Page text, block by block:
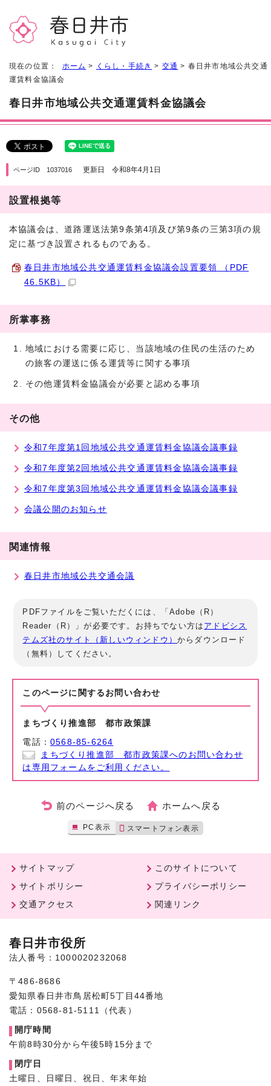
現在の位置： ホーム > くらし・手続き > 交通 > 春日井市地域公共交通
運賃料金協議会
春日井市地域公共交通運賃料金協議会
ページID 1037016 更新日 令和8年4月1日
設置根拠等
本協議会は、道路運送法第9条第4項及び第9条の三第3項の規
定に基づき設置されるものである。
春日井市地域公共交通運賃料金協議会設置要領 （PDF
46.5KB）
所掌事務
地域における需要に応じ、当該地域の住民の生活のため
の旅客の運送に係る運賃等に関する事項
その他運賃料金協議会が必要と認める事項
その他
令和7年度第1回地域公共交通運賃料金協議会議事録
令和7年度第2回地域公共交通運賃料金協議会議事録
令和7年度第3回地域公共交通運賃料金協議会議事録
会議公開のお知らせ
関連情報
春日井市地域公共交通会議
PDFファイルをご覧いただくには、「Adobe（R）
Reader（R）」が必要です。お持ちでない方は アドビシス
テムズ社のサイト（新しいウィンドウ）からダウンロード
（無料）してください。
このページに関する お問い合わせ
まちづくり推進部 都市政策課
電話：0568-85-6264
まちづくり推進部 都市政策課へのお問い合わせ
は専用フォームをご利用ください。
前のページへ戻る ホームへ戻る
PC表示 スマートフォン表示
サイトマップ
このサイトについて
サイトポリシー
プライバシーポリシー
交通アクセス
関連リンク
春日井市役所
法人番号：1000020232068
〒486-8686
愛知県春日井市鳥居松町5丁目44番地
電話：0568-81-5111（代表）
開庁時間
午前8時30分から午後5時15分まで
閉庁日
土曜日、日曜日、祝日、年末年始